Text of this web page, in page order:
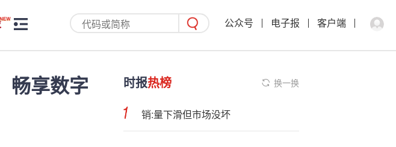
公众号 电子报 客户端
畅享数字
时报热榜 换一换
销:量下滑但市场没坏